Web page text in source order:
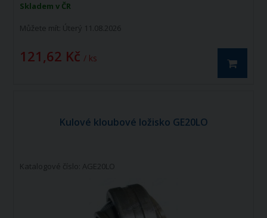
Skladem v ČR
Můžete mít: Úterý 11.08.2026
121,62 Kč / ks
Kulové kloubové ložisko GE20LO
Katalogové číslo: AGE20LO